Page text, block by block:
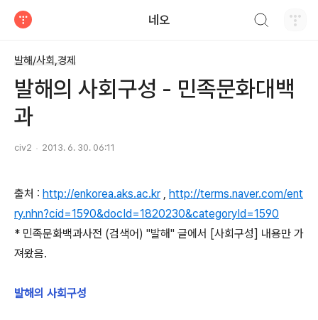
네오
발해/사회,경제
발해의 사회구성 - 민족문화대백
과
civ2 2013. 6. 30. 06:11
출처 : http://enkorea.aks.ac.kr , http://terms.naver.com/ent
ry.nhn?cid=1590&docId=1820230&categoryId=1590
* 민족문화백과사전 (검색어) "발해" 글에서 [사회구성] 내용만 가
져왔음.
발해의 사회구성